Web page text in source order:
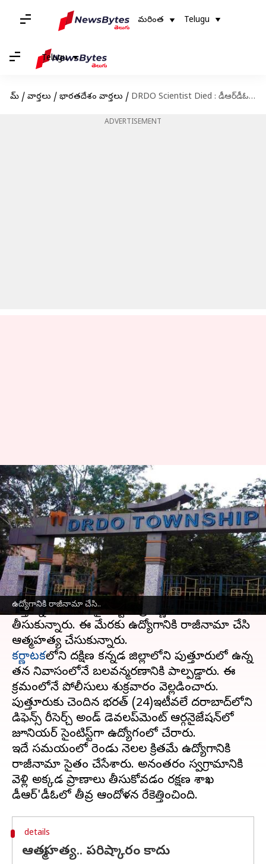
మరింత Telugu
Telugu
హోమ్ / వార్తలు / భారతదేశం వార్తలు / DRDO Scientist Died : డీఆర్​డీఓ యువశాస్త్రవేత్త ఆత్మహత్య.. ఉద్యోగానికి రాజీనామా చేసి..
ADVERTISEMENT
ఉద్యోగానికి రాజీనామా చేసి..
DRDO Scientist Died : డీఆర్​డీఓ
యువశాస్త్రవేత్త ఆత్మహత్య..
ఉద్యోగానికి రాజీనామా చేసి..
TEJAVYAS BESTHA Dec 15, 2023 06:15 pm
ఈ వార్తాకథనం ఏంటి
హైదరాబాద్‌లోని డీఆర్​డీఓ (DRDO)లో ఉద్యోగం
చేస్తున్న ఓ యువ సైంటిస్ట్‌ తీవ్ర నిర్ణయం
తీసుకున్నారు. ఈ మేరకు ఉద్యోగానికి రాజీనామా చేసి
కర్ణాటకలోని దక్షిణ కన్నడ జిల్లాలోని పుత్తూరులో ఉన్న
తన నివాసంలోనే బలవన్మరణానికి పాల్పడ్డారు. ఈ
క్రమంలోనే పోలీసులు శుక్రవారం వెల్లడించారు.
పుత్తూరుకు చెందిన భరత్ (24)ఇటీవలే హైదరాబాద్‌లోని
డిఫెన్స్ రీసెర్చ్ అండ్ డెవలప్‌మెంట్ ఆర్గనైజేషన్‌లో
జూనియర్‌ సైంటిస్ట్‌గా ఉద్యోగంలో చేరారు.
ఇదే సమయంలో రెండు నెలల క్రితమే ఉద్యోగానికి
రాజీనామా సైతం చేసేశారు. అనంతరం స్వగ్రామానికి
వెళ్లి అక్కడ ప్రాణాలు తీసుకోవడం రక్షణ శాఖ
details
ఆత్మహత్య.. పరిష్కారం కాదు